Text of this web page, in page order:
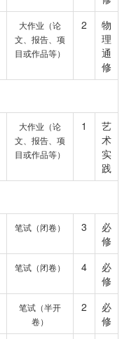
大作业（论
文、报告、项
目或作品等）
2
物
理
通
修
大作业（论
文、报告、项
目或作品等）
1
艺
术
实
践
笔试（闭卷） 3
必
修
笔试（闭卷） 4
必
修
笔试（半开
卷）
2
必
修